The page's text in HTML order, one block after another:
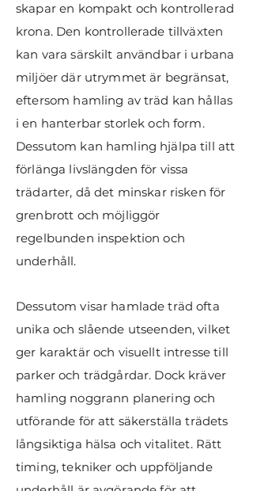
skapar en kompakt och kontrollerad
krona. Den kontrollerade tillväxten
kan vara särskilt användbar i urbana
miljöer där utrymmet är begränsat,
eftersom hamling av träd kan hållas
i en hanterbar storlek och form.
Dessutom kan hamling hjälpa till att
förlänga livslängden för vissa
trädarter, då det minskar risken för
grenbrott och möjliggör
regelbunden inspektion och
underhåll.
Dessutom visar hamlade träd ofta
unika och slående utseenden, vilket
ger karaktär och visuellt intresse till
parker och trädgårdar. Dock kräver
hamling noggrann planering och
utförande för att säkerställa trädets
långsiktiga hälsa och vitalitet. Rätt
timing, tekniker och uppföljande